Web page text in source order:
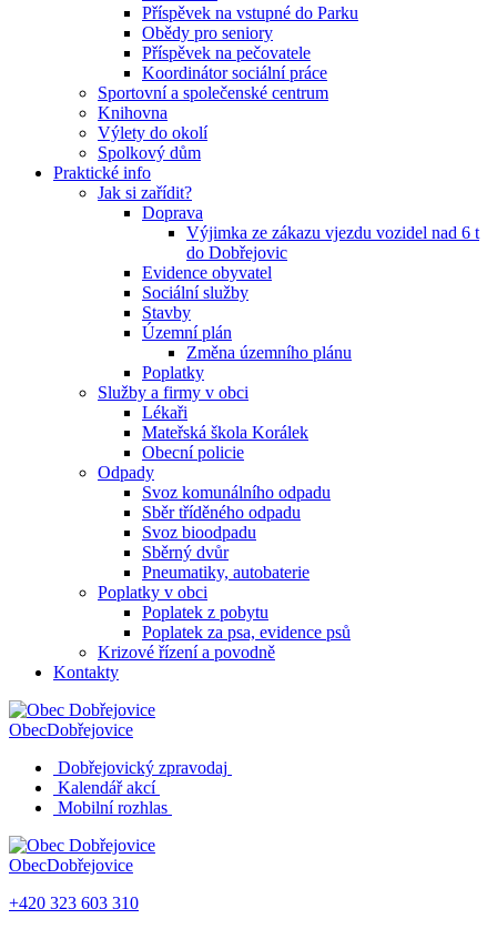
Příspěvek na vstupné do Parku
Obědy pro seniory
Příspěvek na pečovatele
Koordinátor sociální práce
Sportovní a společenské centrum
Knihovna
Výlety do okolí
Spolkový dům
Praktické info
Jak si zařídit?
Doprava
Výjimka ze zákazu vjezdu vozidel nad 6 t
do Dobřejovic
Evidence obyvatel
Sociální služby
Stavby
Územní plán
Změna územního plánu
Poplatky
Služby a firmy v obci
Lékaři
Mateřská škola Korálek
Obecní policie
Odpady
Svoz komunálního odpadu
Sběr tříděného odpadu
Svoz bioodpadu
Sběrný dvůr
Pneumatiky, autobaterie
Poplatky v obci
Poplatek z pobytu
Poplatek za psa, evidence psů
Krizové řízení a povodně
Kontakty
ObecDobřejovice
Dobřejovický zpravodaj
Kalendář akcí
Mobilní rozhlas
ObecDobřejovice
+420 323 603 310